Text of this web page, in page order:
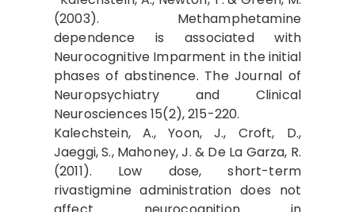
(2003). Methamphetamine
dependence is associated with
Neurocognitive Imparment in the initial
phases of abstinence. The Journal of
Neuropsychiatry and Clinical
Neurosciences 15(2), 215-220.
Kalechstein, A., Yoon, J., Croft, D.,
Jaeggi, S., Mahoney, J. & De La Garza, R.
(2011). Low dose, short-term
rivastigmine administration does not